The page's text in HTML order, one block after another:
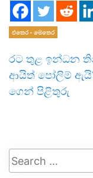
එතෙර - මෙතෙර
රට තුළ ඉන්ධන
ආයිත් පෝලිම්
ගෙන් පිළිතුරු